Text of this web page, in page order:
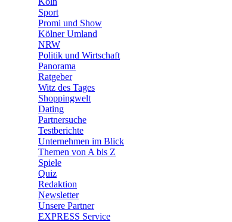
Sport
Promi und Show
Kölner Umland
NRW
Politik und Wirtschaft
Panorama
Ratgeber
Witz des Tages
Shoppingwelt
Dating
Partnersuche
Testberichte
Unternehmen im Blick
Themen von A bis Z
Spiele
Quiz
Redaktion
Newsletter
Unsere Partner
EXPRESS Service